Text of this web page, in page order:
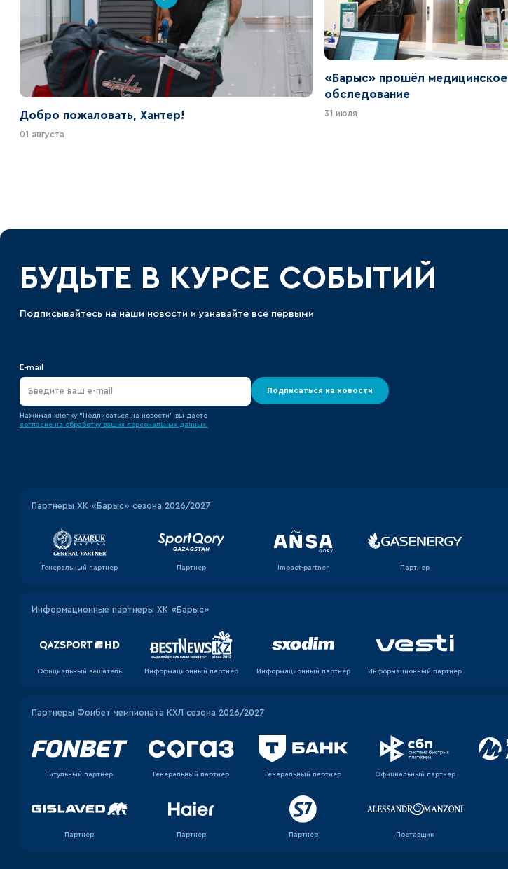
Добро пожаловать, Хантер!
01 августа
«Барыс» прошёл медицинское
обследование
31 июля
БУДЬТЕ В КУРСЕ СОБЫТИЙ
Подписывайтесь на наши новости и узнавайте все первыми
E-mail
Подписаться на новости
Нажимая кнопку “Подписаться на новости” вы даете
согласие на обработку ваших персональных данных.
Партнеры ХК «Барыс» сезона 2026/2027
Генеральный партнер Партнер Impact-partner Партнер
Информационные партнеры ХК «Барыс»
Официальный вещатель Информационный партнер Информационный партнер Информационный партнер
Партнеры Фонбет чемпионата КХЛ сезона 2026/2027
Титульный партнер Генеральный партнер Генеральный партнер Официальный партнер
Партнер Партнер Партнер Поставщик